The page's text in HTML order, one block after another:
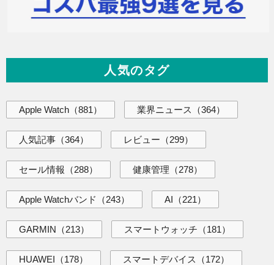
人気のタグ
Apple Watch （881） 業界ニュース （364）
人気記事 （364） レビュー （299）
セール情報 （288） 健康管理 （278）
Apple Watchバンド （243） AI （221）
GARMIN （213） スマートウォッチ （181）
HUAWEI （178） スマートデバイス （172）